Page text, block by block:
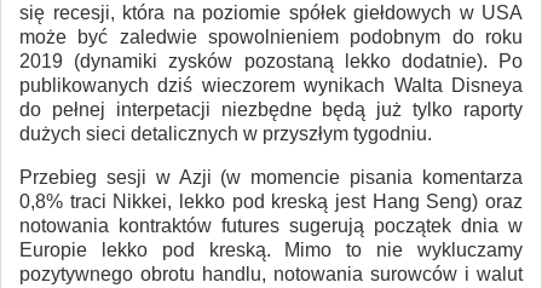
się recesji, która na poziomie spółek giełdowych w USA
może być zaledwie spowolnieniem podobnym do roku
2019 (dynamiki zysków pozostaną lekko dodatnie). Po
publikowanych dziś wieczorem wynikach Walta Disneya
do pełnej interpetacji niezbędne będą już tylko raporty
dużych sieci detalicznych w przyszłym tygodniu.
Przebieg sesji w Azji (w momencie pisania komentarza
0,8% traci Nikkei, lekko pod kreską jest Hang Seng) oraz
notowania kontraktów futures sugerują początek dnia w
Europie lekko pod kreską. Mimo to nie wykluczamy
pozytywnego obrotu handlu, notowania surowców i walut